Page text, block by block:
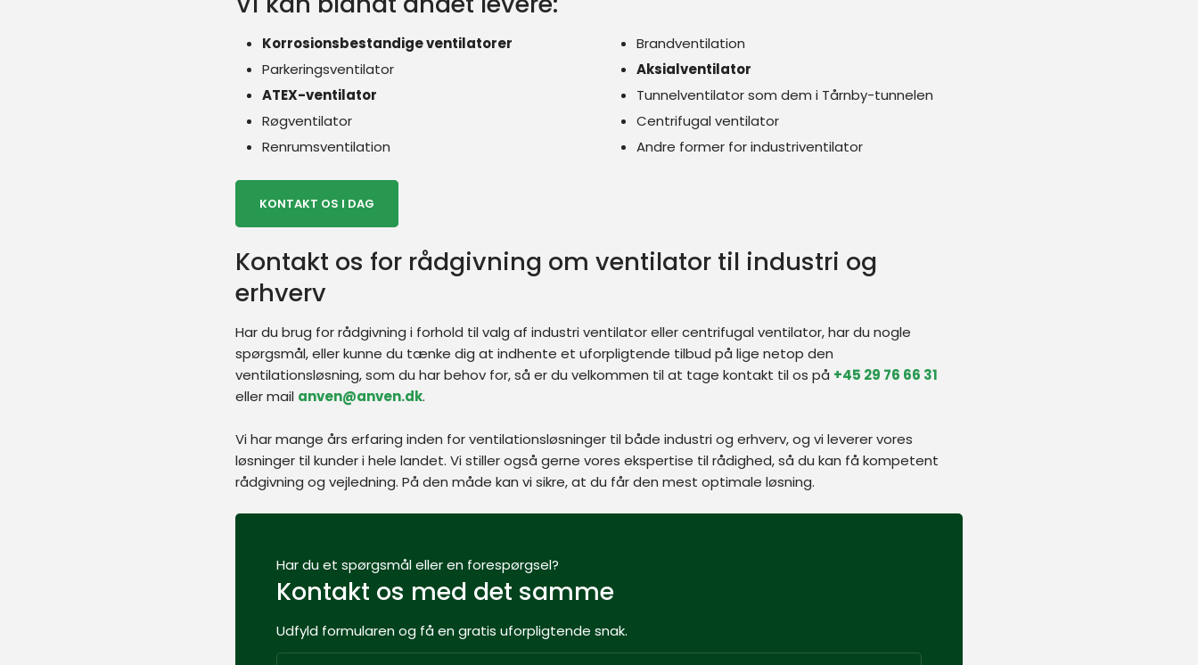
Korrosionsbestandige ventilatorer
Parkeringsventilator
ATEX-ventilator
Røgventilator
Renrumsventilation
Brandventilation
Aksialventilator
Tunnelventilator som dem i Tårnby-tunnelen
Centrifugal ventilator
Andre former for industriventilator
KONTAKT OS I DAG​
Kontakt os for rådgivning om ​ventilator til industri og
erhverv
Har du brug for rådgivning i forhold til valg af industri ventilator eller centrifugal ventilator, har du nogle
spørgsmål, eller kunne du tænke dig at indhente et uforpligtende tilbud på lige netop den
ventilationsløsning, som du har behov for, så er du velkommen til at tage kontakt til os på +45 29 76 66 31
eller mail anven@anven.dk.
Vi har mange års erfaring inden for ventilationsløsninger til både industri og erhverv, og vi leverer vores
løsninger til kunder i hele landet. Vi stiller også gerne vores ekspertise til rådighed, så du kan få kompetent
rådgivning og vejledning. På den måde kan vi sikre, at du får den mest optimale løsning.​
Har du et spørgsmål eller en forespørgsel?​
Kontakt os med det samme​
Udfyld formularen og få en gratis uforpligtende snak​​​.